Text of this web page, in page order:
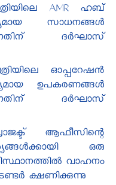
AMR ഹബ്
സാധനങ്ങൾ
ദർഘാസ്
ഓപ്പറേഷൻ
ഉപകരണങ്ങൾ
ദർഘാസ്
ആഫീസി​ന്റെ
ഒരു
വാഹനം
ക്ഷണിക്കുന്നു